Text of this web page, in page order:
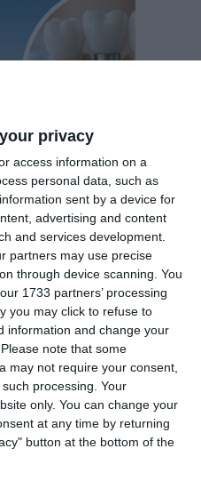
privacy
access information on a
personal data, such as
sent by a device for
advertising and content
and services development.
partners may use precise
through device scanning. You
1733 partners’ processing
you may click to refuse to
information and change your
Please note that some
may not require your consent,
processing. Your
only. You can change your
at any time by returning
button at the bottom of the
7, menţionează că
de la unele
dacă se păstrează
exprimare şi protecţia
sunt de interes public și
deschise.